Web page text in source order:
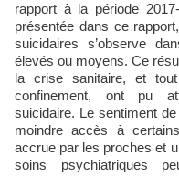
rapport à la période
présentée dans ce
suicidaires s’observe
élevés ou moyens. Ce
la crise sanitaire, et
confinement, ont pu
suicidaire. Le sentiment
moindre accès à
accrue par les proches et
soins psychiatriques